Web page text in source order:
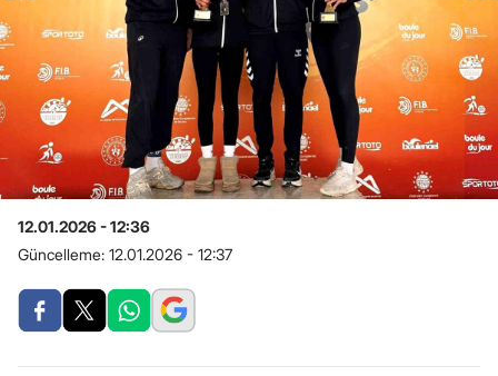
12.01.2026 - 12:36
Güncelleme: 12.01.2026 - 12:37